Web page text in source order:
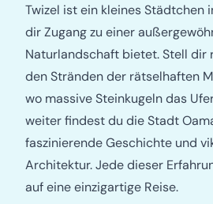
Twizel ist ein kleines Städtchen
dir Zugang zu einer
Naturlandschaft bietet. Stell dir
den Stränden der rätselhaften
wo massive Steinkugeln das
weiter findest du die Stadt
faszinierende Geschichte und
Architektur. Jede dieser
auf eine einzigartige Reise.